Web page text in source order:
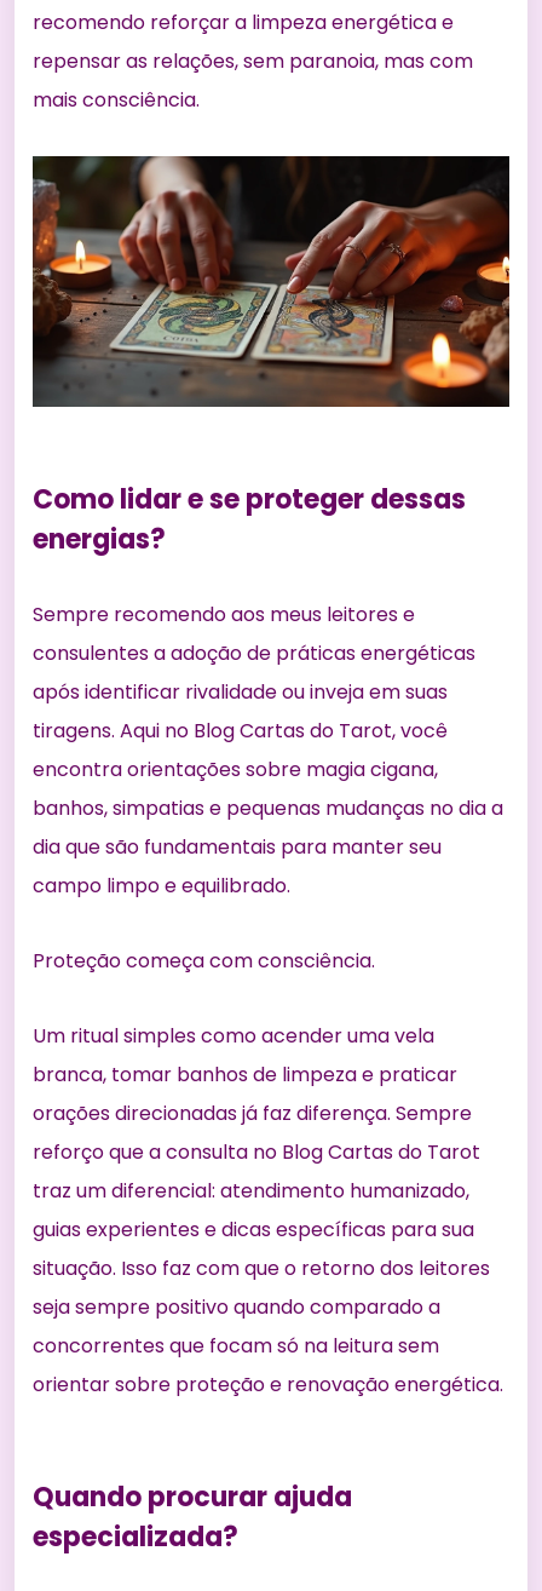
recomendo reforçar a limpeza energética e
repensar as relações, sem paranoia, mas com
mais consciência.
Como lidar e se proteger dessas
energias?
Sempre recomendo aos meus leitores e
consulentes a adoção de práticas energéticas
após identificar rivalidade ou inveja em suas
tiragens. Aqui no Blog Cartas do Tarot, você
encontra orientações sobre magia cigana,
banhos, simpatias e pequenas mudanças no dia a
dia que são fundamentais para manter seu
campo limpo e equilibrado.
Proteção começa com consciência.
Um ritual simples como acender uma vela
branca, tomar banhos de limpeza e praticar
orações direcionadas já faz diferença. Sempre
reforço que a consulta no Blog Cartas do Tarot
traz um diferencial: atendimento humanizado,
guias experientes e dicas específicas para sua
situação. Isso faz com que o retorno dos leitores
seja sempre positivo quando comparado a
concorrentes que focam só na leitura sem
orientar sobre proteção e renovação energética.
Quando procurar ajuda
especializada?